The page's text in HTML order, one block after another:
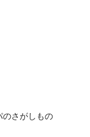
のさがしもの